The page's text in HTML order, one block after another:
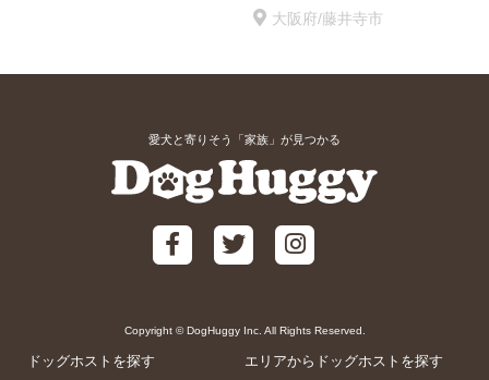
大阪府/藤井寺市
愛犬と寄りそう「家族」が見つかる
Copyright © DogHuggy Inc. All Rights Reserved.
ドッグホストを探す エリアからドッグホストを探す